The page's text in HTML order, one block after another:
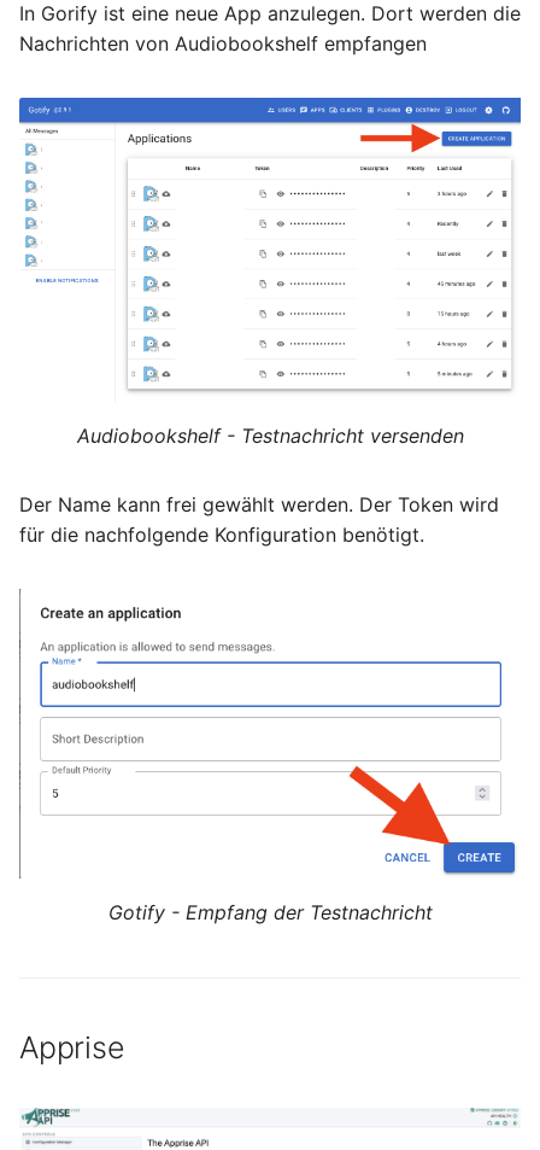
Februar 2023
Dezember 2022
November 2022
Oktober 2022
September 2022
August 2022
Juli 2022
Juni 2022
April 2022
März 2022
Februar 2022
Januar 2022
November 2021
Juli 2021
In Gorify ist eine neue App anzulegen. Dort werden die
Nachrichten von Audiobookshelf empfangen
Audiobookshelf - Testnachricht versenden
Der Name kann frei gewählt werden. Der Token wird
für die nachfolgende Konfiguration benötigt.
Gotify - Empfang der Testnachricht
Apprise